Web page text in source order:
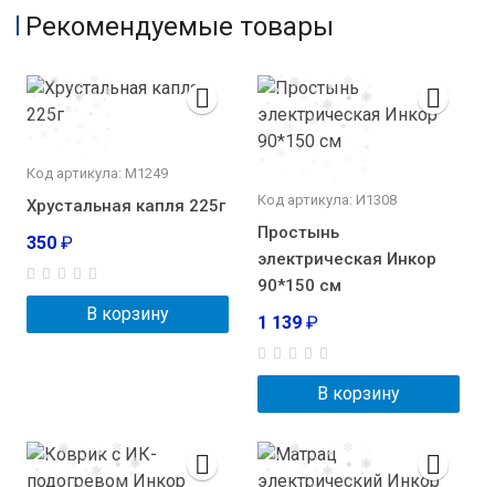
Рекомендуемые товары
Код артикула: М1249
Хрустальная капля 225г
350 ₽
В корзину
Код артикула: И1308
Простынь
электрическая Инкор
90*150 см
1 139 ₽
В корзину